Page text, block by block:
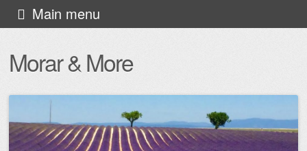
Morar & More
Main menu
Skip
to
content